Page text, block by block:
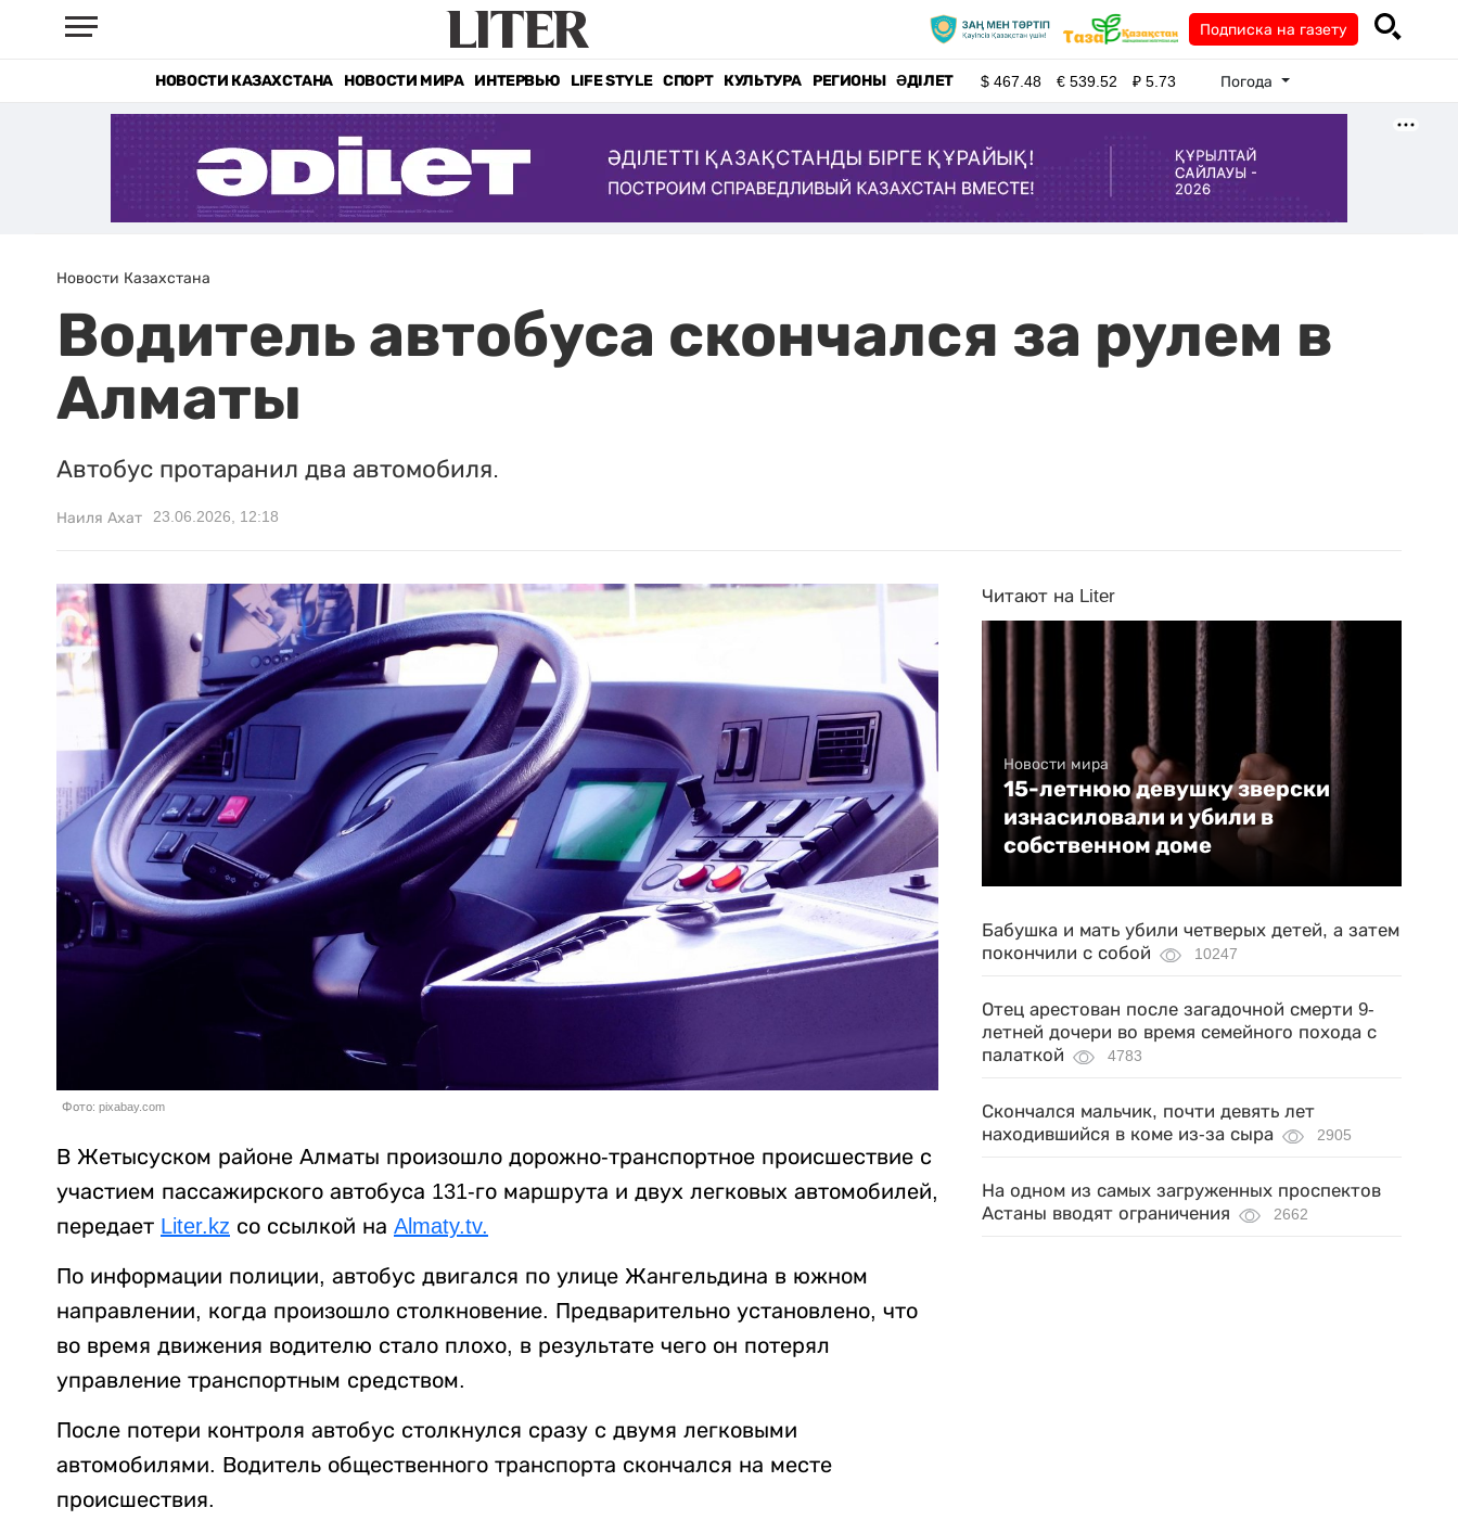
Подписка на газету
НОВОСТИ КАЗАХСТАНА НОВОСТИ МИРА ИНТЕРВЬЮ LIFE STYLE СПОРТ КУЛЬТУРА РЕГИОНЫ ӘДІЛЕТ $467.48 €539.52 ₽5.73 Погода
Новости Казахстана
Водитель автобуса скончался за рулем в
Алматы
Автобус протаранил два автомобиля.
Наиля Ахат 23.06.2026, 12:18
Фото: pixabay.com
В Жетысуском районе Алматы произошло дорожно-транспортное происшествие с
участием пассажирского автобуса 131-го маршрута и двух легковых автомобилей,
передает Liter.kz со ссылкой на Almaty.tv.
По информации полиции, автобус двигался по улице Жангельдина в южном
направлении, когда произошло столкновение. Предварительно установлено, что
во время движения водителю стало плохо, в результате чего он потерял
управление транспортным средством.
После потери контроля автобус столкнулся сразу с двумя легковыми
автомобилями. Водитель общественного транспорта скончался на месте
происшествия.
Читают на Liter
Новости мира
15-летнюю девушку зверски
изнасиловали и убили в
собственном доме
Бабушка и мать убили четверых детей, а затем
покончили с собой
10247
Отец арестован после загадочной смерти 9-
летней дочери во время семейного похода с
палаткой
4783
Скончался мальчик, почти девять лет
находившийся в коме из-за сыра
2905
На одном из самых загруженных проспектов
Астаны вводят ограничения
2662